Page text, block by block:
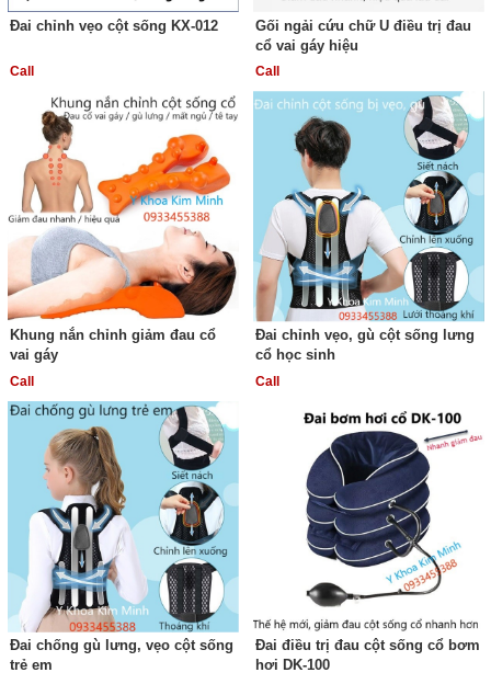
Đai chỉnh vẹo cột sống KX-012
Call
Gối ngải cứu chữ U điều trị đau
cổ vai gáy hiệu
Call
Khung nắn chỉnh giảm đau cổ
vai gáy
Call
Đai chỉnh vẹo, gù cột sống lưng
cổ học sinh
Call
Đai chống gù lưng, vẹo cột sống
trẻ em
Đai điều trị đau cột sống cổ bơm
hơi DK-100